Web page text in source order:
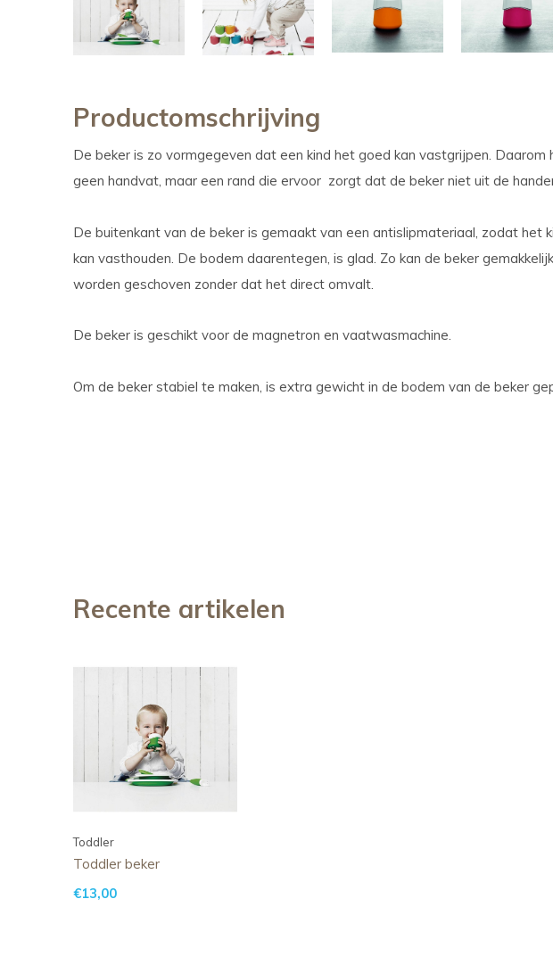
Productomschrijving
De beker is zo vormgegeven dat een kind het goed kan vastgrijpen.
geen handvat, maar een rand die ervoor zorgt dat de beker niet uit de
De buitenkant van de beker is gemaakt van een antislipmateriaal, zodat het
kan vasthouden. De bodem daarentegen, is glad. Zo kan de beker
worden geschoven zonder dat het direct omvalt.
De beker is geschikt voor de magnetron en vaatwasmachine.
Om de beker stabiel te maken, is extra gewicht in de bodem van de beker
Recente artikelen
Toddler
Toddler beker
€13,00